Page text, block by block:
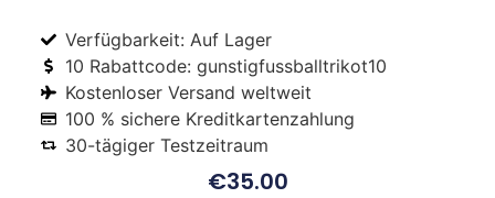
Verfügbarkeit: Auf Lager
10 Rabattcode: gunstigfussballtrikot10
Kostenloser Versand weltweit
100 % sichere Kreditkartenzahlung
30-tägiger Testzeitraum
€35.00